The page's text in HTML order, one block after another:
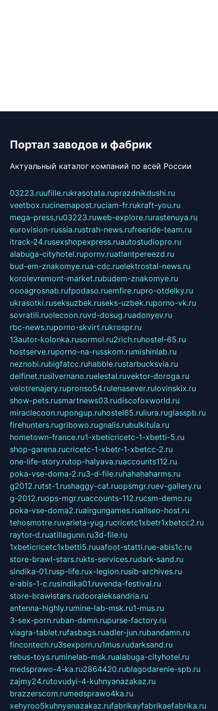
Портал заводов и фабрик
Актуальный каталог компаний по всей России
03223.ruufille.rukrasotata.ruprazdnikdushi.ru
veetbox.rucinemapost.ruciam-fr.rukraft-you.ru
mega-press.ru03223.ruweb-explore.rurastenuya.ru
eurovision-russia.rustrah-news.rufreeride-team.ru
itrack-24.rusexshopexpress.ruautostudiopro.ru
alabuga-cityhotel.rupornv.ruatlantpereezd.ru
bud-em-znakomye.rua-cdc.ruelektrostal-news.ru
korolevremont-market.rubudem-znakomye.ru
oooagrosnab.rufpodaso.ruemfire.rupro-otdelky.ru
ukrasotki.ruseksuzbek.ruseks-uzbek.ruporno-vk.ru
sovratili.ruolecoon.ruvd-dosug.ruadonyev.ru
rbc-news.ruporno-skvirt.rukrospr.ru
13autor-kolonka.rusormol.ru2rich.ruhostel-65.ru
hostserve.ruporno-na-russkom.rumishinlab.ru
neznobi.rubigfatcc.ruhabble.rustarbucksvia.ru
delfinet.rusilvernano.ruelestal.ruvektor-doroga.ru
velotrenajery.rupronso54.rulenasever.rulovinskix.ru
show-pets.rusmartnews03.rudiscofoxworld.ru
miraclecoon.rupongup.ruhostel65.ruliura.ruglasspb.ru
firehunters.rugribowo.rugnalis.rubulkitula.ru
hometown-france.ru1-xbeticricetc-1-xbetti-5.ru
shop-garena.rucricetc-1-xbetr-1-xbetcc-2.ru
one-life-story.rutop-halyava.ruaccounts112.ru
poka-vse-doma-2.ru3-d-file.ruhahahaharms.ru
g2012.rutst-1.rushaggy-cat.ruopsmgr.ruev-gallery.ru
g-2012.ruops-mgr.ruaccounts-112.rucsm-demo.ru
poka-vse-doma2.ruairgungames.ruallseo-host.ru
tehosmotre.ruvarieta-yug.rucricetc1xbetr1xbetcc2.ru
raytor-d.ruatillagunn.ru3d-file.ru
1xbeticricetc1xbetti5.ruuafoot-statti.rue-abis1c.ru
store-brawl-stars.rukts-services.rudark-sand.ru
sindika-01.rusp-life.rux-legion.rusib-archives.ru
e-abis-1-c.rusindika01.ruvenda-festival.ru
store-brawlstars.rudooraleksandria.ru
antenna-highly.rumine-lab-msk.ru1-mus.ru
3-sex-porn.ruban-damn.rupurse-factory.ru
viagra-tablet.rufasbags.ruadler-jun.rubandamn.ru
fincontech.ru3sexporn.ru1mus.rudarksand.ru
rebus-toys.ruminelab-msk.rualabuga-cityhotel.ru
medsprawo-4-ka.ru2864420.rublagodarenie-spb.ru
zajmy24.rutovudyi-4-kuhnyanazakaz.ru
brazzerscom.rumedsprawo4ka.ru
xehyroo5kuhnyanazakaz.rufabrikayfabrikaefabrika.ru